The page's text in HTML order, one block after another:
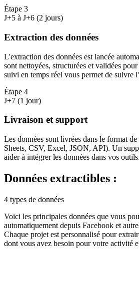
Étape 3
J+5 à J+6 (2 jours)
Extraction des données
L'extraction des données est lancée
sont nettoyées, structurées et validées
suivi en temps réel vous permet de suivre
Étape 4
J+7 (1 jour)
Livraison et support
Les données sont livrées dans le format
Sheets, CSV, Excel, JSON, API). Un
aider à intégrer les données dans vos outils.
Données extractibles :
4 types de données
Voici les principales données que vous
automatiquement depuis Facebook et
Chaque projet est personnalisé pour
dont vous avez besoin pour votre activité